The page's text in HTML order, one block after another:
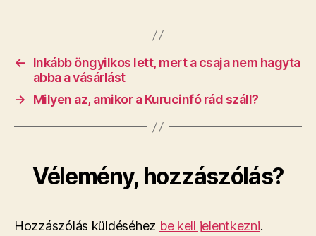
←
​Inkább öngyilkos lett, mert a csaja nem hagyta
abba a vásárlást
→
​Milyen az, amikor a Kurucinfó rád száll?
Vélemény, hozzászólás?
Hozzászólás küldéséhez be kell jelentkezni.